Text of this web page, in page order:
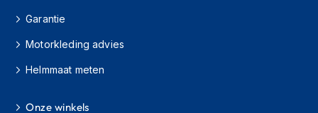
o
n
h
e
m
Garantie
Motorkleding advies
Helmmaat meten
Onze winkels